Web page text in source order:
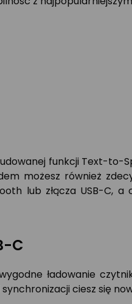
funkcji Text-to-
możesz również
lub złącza USB-C, a
C
ładowanie
ciesz się